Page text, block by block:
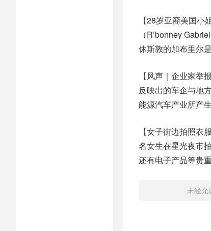
【28岁亚裔美国
（R’bonney
休斯敦的加布里尔
【风声｜企业家举
反映出的车企与地
能源汽车产业所产
【女子街边拍照
名女生在星光夜市
还有电子产品等贵
未经允